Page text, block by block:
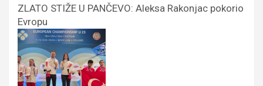
ZLATO STIŽE U PANČEVO: Aleksa Rakonjac pokorio
Evropu